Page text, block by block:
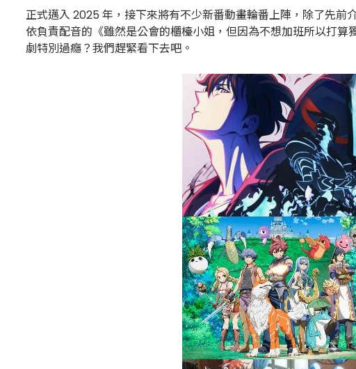
正式邁入 2025 年，接下來將有不少新番動畫輪番上陣，除了先前
依負責配音的《雖然是公會的櫃檯小姐，但因為不想加班所以打
劇特別過癮？我們趕緊看下去吧。